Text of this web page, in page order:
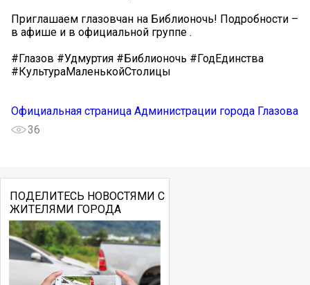
Приглашаем глазовчан на Библионочь! Подробности –
в афише и в официальной группе .
#Глазов #Удмуртия #Библионочь #ГодЕдинства
#КультураМаленькойСтолицы
Официальная страница Администрации города Глазова
36
ПОДЕЛИТЕСЬ НОВОСТЯМИ С
ЖИТЕЛЯМИ ГОРОДА